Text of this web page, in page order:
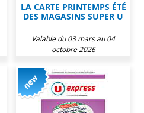
LA CARTE PRINTEMPS ÉTÉ
DES MAGASINS SUPER U
Valable du 03 mars au 04
octobre 2026